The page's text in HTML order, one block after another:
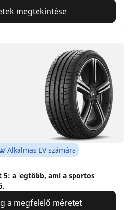
megtekintése
Alkalmas EV számára
5: a legtöbb, ami a sportos
a megfelelő méretet